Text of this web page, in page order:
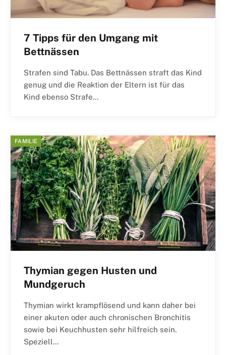
7 Tipps für den Umgang mit
Bettnässen
Strafen sind Tabu. Das Bettnässen straft das Kind
genug und die Reaktion der Eltern ist für das
Kind ebenso Strafe…
FAMILIE
Thymian gegen Husten und
Mundgeruch
Thymian wirkt krampflösend und kann daher bei
einer akuten oder auch chronischen Bronchitis
sowie bei Keuchhusten sehr hilfreich sein.
Speziell…